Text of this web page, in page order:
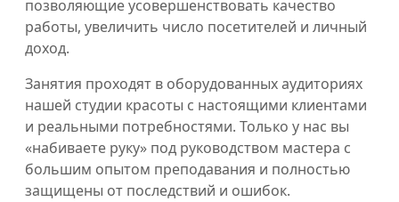
позволяющие усовершенствовать качество
работы, увеличить число посетителей и личный
доход.
Занятия проходят в оборудованных аудиториях
нашей студии красоты с настоящими клиентами
и реальными потребностями. Только у нас вы
«набиваете руку» под руководством мастера с
большим опытом преподавания и полностью
защищены от последствий и ошибок.